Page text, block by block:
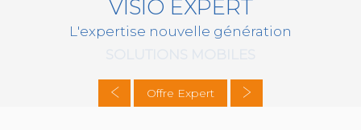
VISIO EXPERT
L'expertise nouvelle génération
Offre Expert